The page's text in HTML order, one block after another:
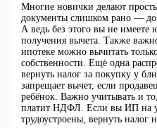
Многие новички делают
документы слишком рано — до
А ведь без этого вы не имеете
получения вычета. Также
ипотеке можно вычитать
собственности. Ещё одна
вернуть налог за покупку у
запрещает вычет, если
ребёнок. Важно учитывать и
платит НДФЛ. Если вы ИП на
трудоустроены, вернуть налог